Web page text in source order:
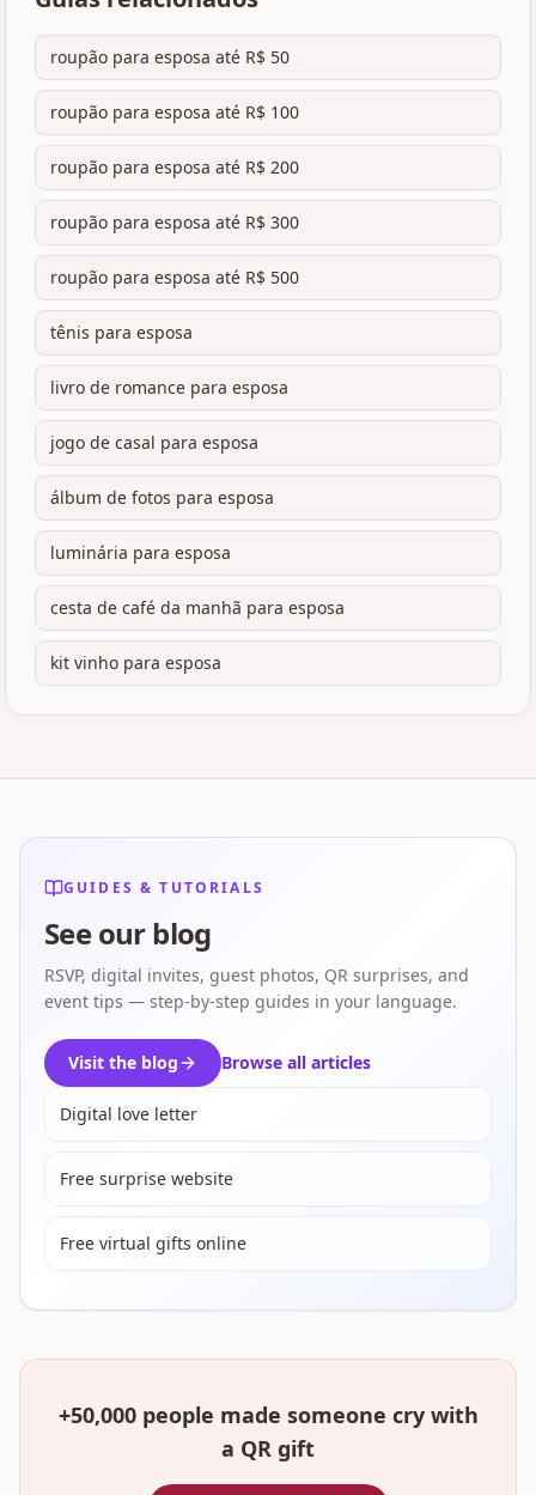
roupão para esposa até R$ 50
roupão para esposa até R$ 100
roupão para esposa até R$ 200
roupão para esposa até R$ 300
roupão para esposa até R$ 500
tênis para esposa
livro de romance para esposa
jogo de casal para esposa
álbum de fotos para esposa
luminária para esposa
cesta de café da manhã para esposa
kit vinho para esposa
GUIDES & TUTORIALS
See our blog
RSVP, digital invites, guest photos, QR surprises, and
event tips — step-by-step guides in your language.
Visit the blog Browse all articles
Digital love letter
Free surprise website
Free virtual gifts online
+50,000 people made someone cry with
a QR gift